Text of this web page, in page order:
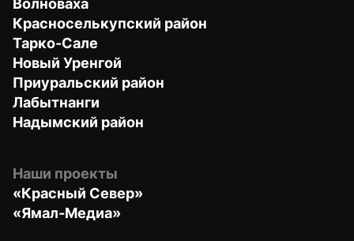
Волноваха
Красноселькупский район
Тарко-Сале
Новый Уренгой
Приуральский район
Лабытнанги
Надымский район
Наши проекты
«Красный Север»
«Ямал-Медиа»